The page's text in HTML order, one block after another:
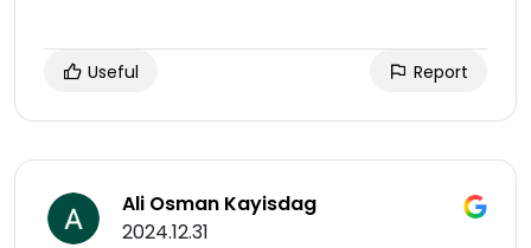
Useful Report
Ali Osman Kayisdag
2024.12.31